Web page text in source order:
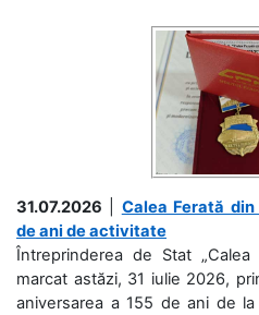
31.07.2026
Calea Ferată
de ani de activitate
Întreprinderea de Stat
marcat astăzi, 31 iulie 2026,
aniversarea a 155 de ani de